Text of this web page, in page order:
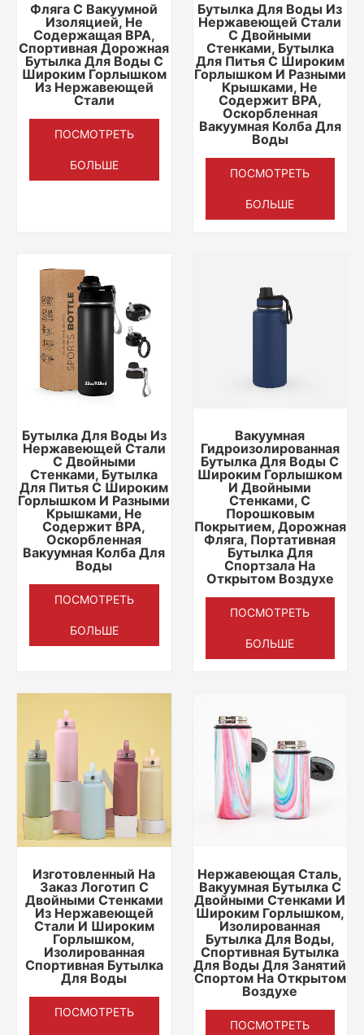
Фляга С Вакуумной
Изоляцией, Не
Содержащая BPA,
Спортивная Дорожная
Бутылка Для Воды С
Широким Горлышком
Из Нержавеющей
Стали
ПОСМОТРЕТЬ
БОЛЬШЕ
Бутылка Для Воды Из
Нержавеющей Стали
С Двойными
Стенками, Бутылка
Для Питья С Широким
Горлышком И Разными
Крышками, Не
Содержит BPA,
Оскорбленная
Вакуумная Колба Для
Воды
ПОСМОТРЕТЬ
БОЛЬШЕ
Бутылка Для Воды Из
Нержавеющей Стали
С Двойными
Стенками, Бутылка
Для Питья С Широким
Горлышком И Разными
Крышками, Не
Содержит BPA,
Оскорбленная
Вакуумная Колба Для
Воды
ПОСМОТРЕТЬ
БОЛЬШЕ
Вакуумная
Гидроизолированная
Бутылка Для Воды С
Широким Горлышком
И Двойными
Стенками, С
Порошковым
Покрытием, Дорожная
Фляга, Портативная
Бутылка Для
Спортзала На
Открытом Воздухе
ПОСМОТРЕТЬ
БОЛЬШЕ
Изготовленный На
Заказ Логотип С
Двойными Стенками
Из Нержавеющей
Стали И Широким
Горлышком,
Изолированная
Спортивная Бутылка
Для Воды
ПОСМОТРЕТЬ
Нержавеющая Сталь,
Вакуумная Бутылка С
Двойными Стенками И
Широким Горлышком,
Изолированная
Бутылка Для Воды,
Спортивная Бутылка
Для Воды Для Занятий
Спортом На Открытом
Воздухе
ПОСМОТРЕТЬ